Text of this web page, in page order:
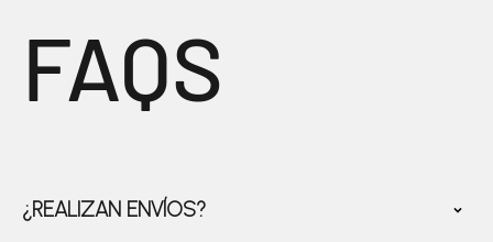
FAQS
¿REALIZAN ENVÍOS?